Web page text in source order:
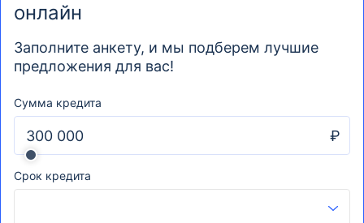
онлайн
Заполните анкету, и мы подберем лучшие
предложения для вас!
Сумма кредита
₽
Срок кредита